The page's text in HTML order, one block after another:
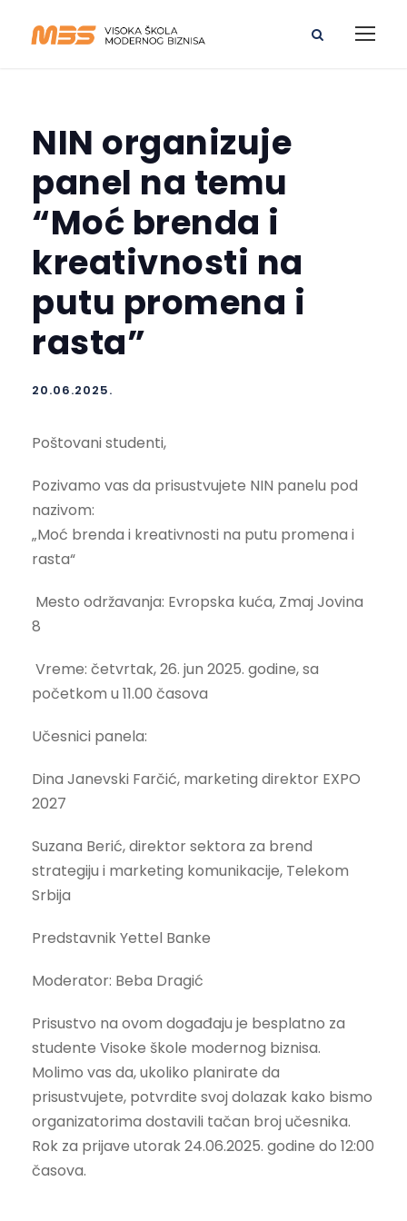
NIN organizuje
panel na temu
“Moć brenda i
kreativnosti na
putu promena i
rasta”
20.06.2025.
Poštovani studenti,
Pozivamo vas da prisustvujete NIN panelu pod
nazivom:
„Moć brenda i kreativnosti na putu promena i
rasta“
Mesto održavanja: Evropska kuća, Zmaj Jovina
8
Vreme: četvrtak, 26. jun 2025. godine, sa
početkom u 11.00 časova
Učesnici panela:
Dina Janevski Farčić, marketing direktor EXPO
2027
Suzana Berić, direktor sektora za brend
strategiju i marketing komunikacije, Telekom
Srbija
Predstavnik Yettel Banke
Moderator: Beba Dragić
Prisustvo na ovom događaju je besplatno za
studente Visoke škole modernog biznisa.
Molimo vas da, ukoliko planirate da
prisustvujete, potvrdite svoj dolazak kako bismo
organizatorima dostavili tačan broj učesnika.
Rok za prijave utorak 24.06.2025. godine do 12:00
časova.